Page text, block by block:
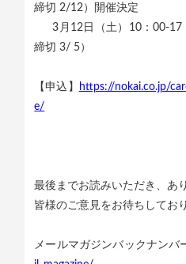
締切 2/12）開催決定
3月12日（土）10：00-17
締切 3/ 5）
【申込】
https://nokai.co.jp/
e/
最後までお読みいただき、あ
皆様のご意見をお待ちしてお
メールマガジンバックナン